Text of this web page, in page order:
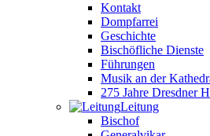
Kontakt
Dompfarrei
Geschichte
Bischöfliche Dienste
Führungen
Musik an der
275 Jahre Dresdner
Leitung
Bischof